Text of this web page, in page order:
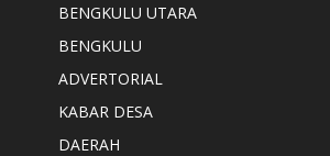
BENGKULU UTARA
BENGKULU
ADVERTORIAL
KABAR DESA
DAERAH